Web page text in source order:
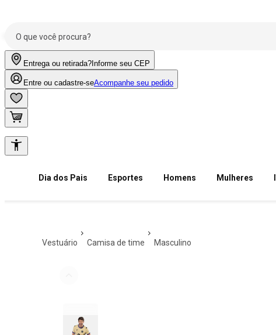
Entrega ou retirada? Informe seu CEP
Entre ou cadastre-seAcompanhe seu pedido
Dia dos Pais Esportes Homens Mulheres
vestuário camisa de time masculino